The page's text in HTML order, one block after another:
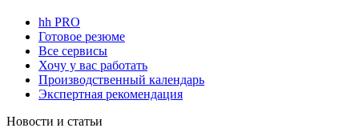
hh PRO
Готовое резюме
Все сервисы
Хочу у вас работать
Производственный календарь
Экспертная рекомендация
Новости и статьи